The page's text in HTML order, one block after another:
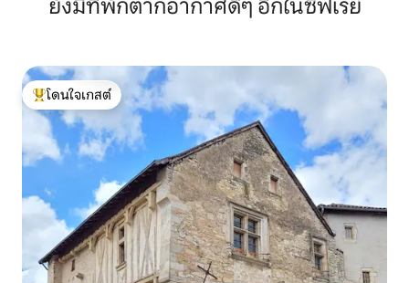
ยังมีที่พักตากอากาศดีๆ อีกในซิฟเรย์
โดนใจเกสต์ที่สุด
โดนใจเกสต์